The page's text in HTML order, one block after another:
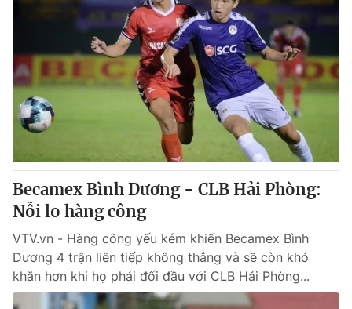
Becamex Bình Dương - CLB Hải Phòng:
Nỗi lo hàng công
VTV.vn - Hàng công yếu kém khiến Becamex Bình
Dương 4 trận liên tiếp không thắng và sẽ còn khó
khăn hơn khi họ phải đối đầu với CLB Hải Phòng...